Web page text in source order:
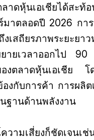
าดหุ้นเอเชียได้สะท้อ
มาตลอดปี 2026 กา
เสถียรภาพระยะย
ยายเวลาออกไป
องตลาดหุ้นเอเชีย โ
องกับการค้า การผลิ
ฐานด้านพลังงาน
วามเสี่ยงก็ชัดเจนเ